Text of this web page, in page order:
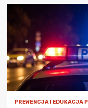
PREWENCJA I EDUKACJA